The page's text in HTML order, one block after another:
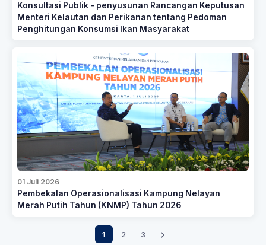
Konsultasi Publik - penyusunan Rancangan Keputusan
Menteri Kelautan dan Perikanan tentang Pedoman
Penghitungan Konsumsi Ikan Masyarakat
01 Juli 2026
Pembekalan Operasionalisasi Kampung Nelayan
Merah Putih Tahun (KNMP) Tahun 2026
1 2 3